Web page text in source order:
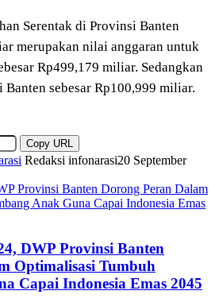
Serentak di Provinsi Banten
merupakan nilai anggaran untuk
Rp499,179 miliar. Sedangkan
sebesar Rp100,999 miliar.
Copy URL
Redaksi infonarasi20 September
Provinsi Banten Dorong Peran Dalam
Anak Guna Capai Indonesia Emas
DWP Provinsi Banten
Optimalisasi Tumbuh
Capai Indonesia Emas 2045